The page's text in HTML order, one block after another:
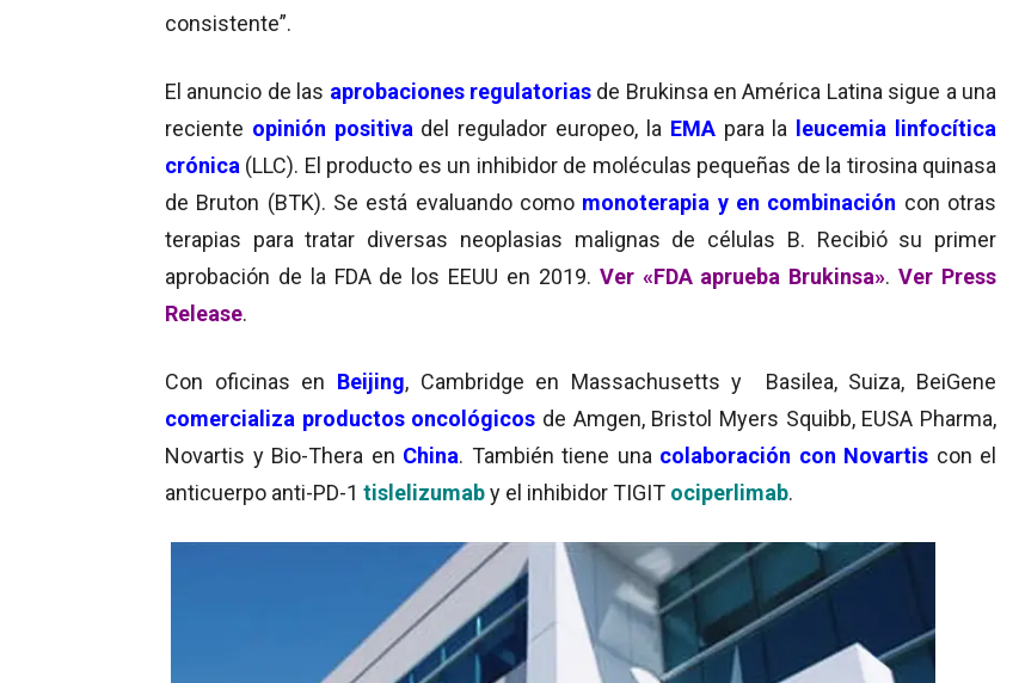
consistente”.
El anuncio de las aprobaciones regulatoriasde Brukinsa en América Latina sigue a una
reciente opinión positiva del regulador europeo, la EMA para la leucemia linfocítica
crónica (LLC). El producto es un inhibidor de moléculas pequeñas de la tirosina quinasa
de Bruton (BTK). Se está evaluando como monoterapia y en combinación con otras
terapias para tratar diversas neoplasias malignas de células B. Recibió su primer
aprobación de la FDA de los EEUU en 2019. Ver «FDA aprueba Brukinsa».Ver Press
Release.
Con oficinas en Beijing, Cambridge en Massachusetts y Basilea, Suiza, BeiGene
comercializa productos oncológicos de Amgen, Bristol Myers Squibb, EUSA Pharma,
Novartis y Bio-Thera en China. También tiene una colaboración con Novartis con el
anticuerpo anti-PD-1 tislelizumaby el inhibidor TIGIT ociperlimab.